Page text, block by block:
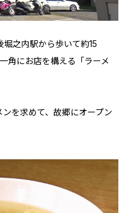
之内駅から歩いて約15
角にお店を構える「ラーメ
を求めて、故郷にオープン